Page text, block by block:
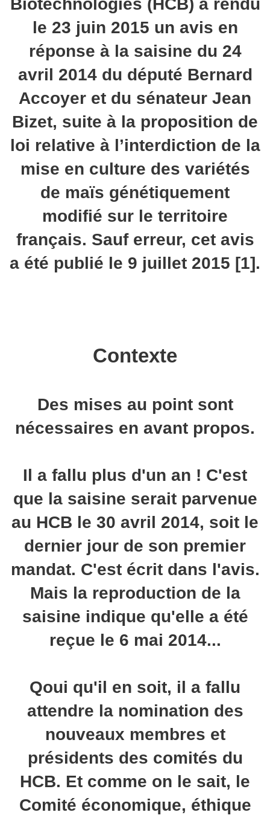
Biotechnologies (HCB) a rendu
le 23 juin 2015 un avis en
réponse à la saisine du 24
avril 2014 du député Bernard
Accoyer et du sénateur Jean
Bizet, suite à la proposition de
loi relative à l’interdiction de la
mise en culture des variétés
de maïs génétiquement
modifié sur le territoire
français. Sauf erreur, cet avis
a été publié le 9 juillet 2015 [1].
Contexte
Des mises au point sont
nécessaires en avant propos.
Il a fallu plus d'un an ! C'est
que la saisine serait parvenue
au HCB le 30 avril 2014, soit le
dernier jour de son premier
mandat. C'est écrit dans l'avis.
Mais la reproduction de la
saisine indique qu'elle a été
reçue le 6 mai 2014...
Qoui qu'il en soit, il a fallu
attendre la nomination des
nouveaux membres et
présidents des comités du
HCB. Et comme on le sait, le
Comité économique, éthique